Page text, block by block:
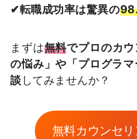
✔転職成功率は驚異の
まずは無料でプロのカ
の悩み」や「プログラ
談 してみませんか？
無料カウンセリ